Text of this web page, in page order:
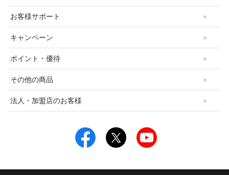
お客様サポート
キャンペーン
ポイント・優待
その他の商品
法人・加盟店のお客様